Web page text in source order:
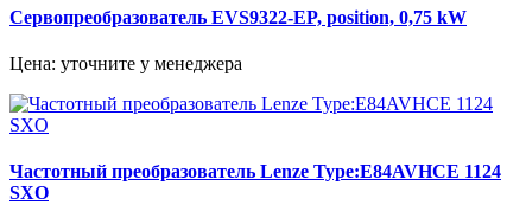
Сервопреобразователь EVS9322-EP, position, 0,75 kW
Цена: уточните у менеджера
Частотный преобразователь Lenze Type:E84AVHCE 1124
SXO